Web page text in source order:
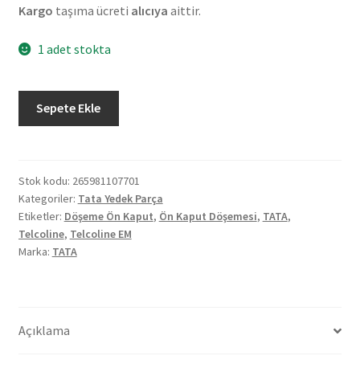
Kargo taşıma ücreti alıcıya aittir.
1 adet stokta
Ön
Kaput
Döşemesi
265981107701
adet
Sepete Ekle
Stok kodu: 265981107701
Kategoriler: Tata Yedek Parça
Etiketler: Döşeme Ön Kaput, Ön Kaput Döşemesi, TATA,
Telcoline, Telcoline EM
Marka: TATA
Açıklama